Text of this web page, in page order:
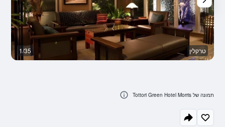
טרקלין 1/35
תמונה של Tottori Green Hotel Morris